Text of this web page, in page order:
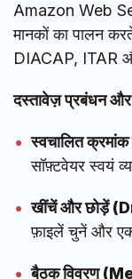
Amazon Web
मानकों का पालन
DIACAP, ITAR
दस्तावेज़ प्रबंधन
स्वचालित
सॉफ़्टवेयर स्वयं
खींचें और छोड़ें
फ़ाइलें चुनें और
बैठक विवरण